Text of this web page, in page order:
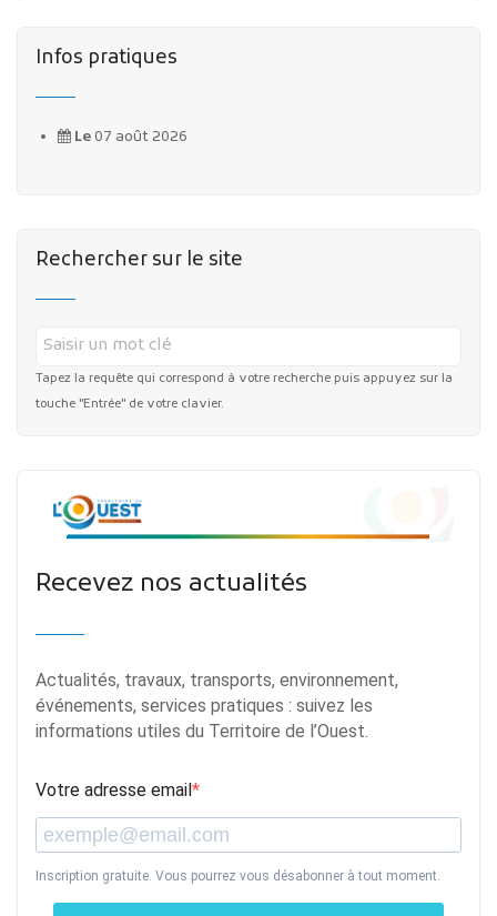
Infos pratiques
Le07 août 2026
Rechercher sur le site
Tapez la requête qui correspond à votre recherche puis appuyez sur la
touche "Entrée" de votre clavier.
Recevez nos actualités
Actualités, travaux, transports, environnement,
événements, services pratiques : suivez les
informations utiles du Territoire de l’Ouest.
Votre adresse email
Inscription gratuite. Vous pourrez vous désabonner à tout moment.